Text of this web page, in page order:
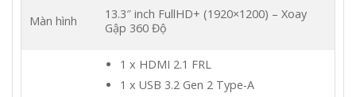
Màn hình
13.3″ inch FullHD+ (1920×1200) – Xoay
Gập 360 Độ
1 x HDMI 2.1 FRL
1 x USB 3.2 Gen 2 Type-A